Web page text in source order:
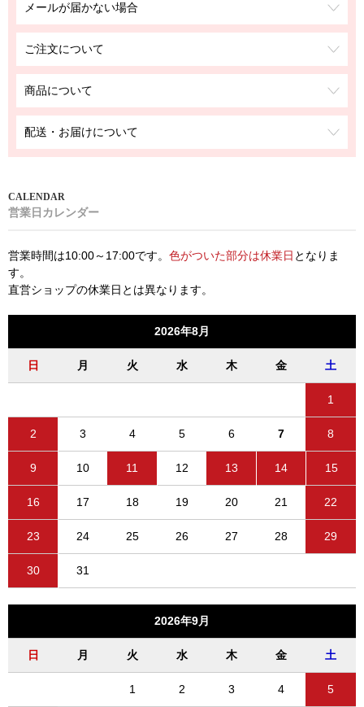
メールが届かない場合
ご注文について
商品について
配送・お届けについて
営業日カレンダー
営業時間は10:00～17:00です。 色がついた部分は休業日 となりま
す。
直営ショップの休業日とは異なります。
2026年8月
日 月 火 水 木 金 土
1
2 3 4 5 6 7 8
9 10 11 12 13 14 15
16 17 18 19 20 21 22
23 24 25 26 27 28 29
30 31
2026年9月
日 月 火 水 木 金 土
1 2 3 4 5